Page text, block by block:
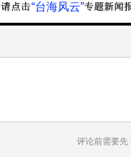
“台海风云”
评论前需要先